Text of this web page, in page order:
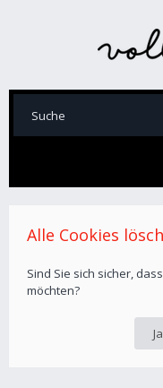
Alle Cookies
Sind Sie sich sicher,
möchten?